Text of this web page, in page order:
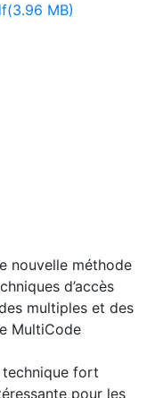
(3.96 MB)
nouvelle méthode
d’accès
multiples et des
MultiCode
technique fort
pour les